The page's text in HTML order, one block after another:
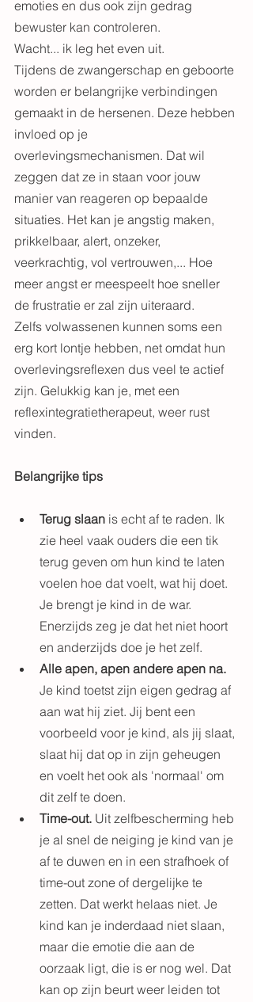
emoties en dus ook zijn gedrag
bewuster kan controleren.
Wacht... ik leg het even uit.
Tijdens de zwangerschap en geboorte
worden er belangrijke verbindingen
gemaakt in de hersenen. Deze hebben
invloed op je
overlevingsmechanismen. Dat wil
zeggen dat ze in staan voor jouw
manier van reageren op bepaalde
situaties. Het kan je angstig maken,
prikkelbaar, alert, onzeker,
veerkrachtig, vol vertrouwen,... Hoe
meer angst er meespeelt hoe sneller
de frustratie er zal zijn uiteraard.
Zelfs volwassenen kunnen soms een
erg kort lontje hebben, net omdat hun
overlevingsreflexen dus veel te actief
zijn. Gelukkig kan je, met een
reflexintegratietherapeut, weer rust
vinden.
Belangrijke tips
Terug slaan is echt af te raden. Ik
zie heel vaak ouders die een tik
terug geven om hun kind te laten
voelen hoe dat voelt, wat hij doet.
Je brengt je kind in de war.
Enerzijds zeg je dat het niet hoort
en anderzijds doe je het zelf.
Alle apen, apen andere apen na.
Je kind toetst zijn eigen gedrag af
aan wat hij ziet. Jij bent een
voorbeeld voor je kind, als jij slaat,
slaat hij dat op in zijn geheugen
en voelt het ook als 'normaal' om
dit zelf te doen.
Time-out. Uit zelfbescherming heb
je al snel de neiging je kind van je
af te duwen en in een strafhoek of
time-out zone of dergelijke te
zetten. Dat werkt helaas niet. Je
kind kan je inderdaad niet slaan,
maar die emotie die aan de
oorzaak ligt, die is er nog wel. Dat
kan op zijn beurt weer leiden tot